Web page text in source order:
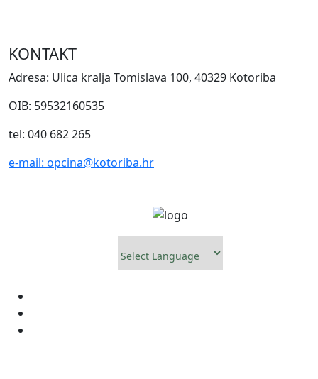
KONTAKT
Adresa: Ulica kralja Tomislava 100, 40329 Kotoriba
OIB: 59532160535
tel: 040 682 265
e-mail: opcina@kotoriba.hr